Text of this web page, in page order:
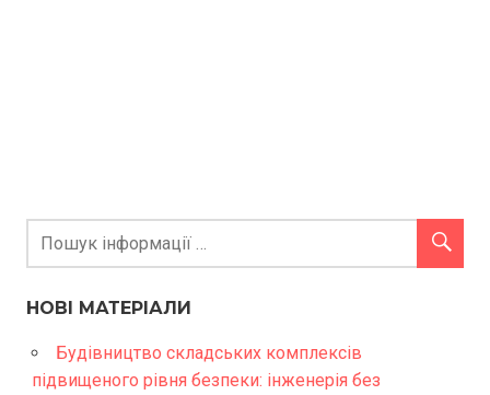
НОВІ МАТЕРІАЛИ
Будівництво складських комплексів
підвищеного рівня безпеки: інженерія без